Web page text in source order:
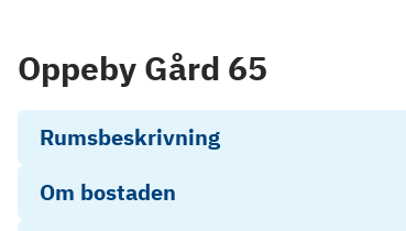
Oppeby Gård 65
Rumsbeskrivning
Om bostaden